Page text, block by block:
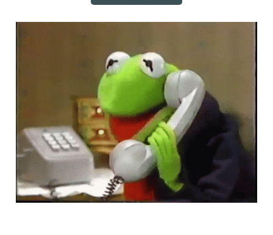
price to earning ratio
price to book value ratio
menurut